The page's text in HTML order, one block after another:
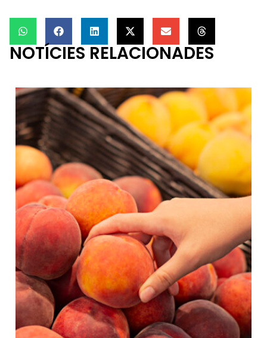
NOTÍCIES RELACIONADES